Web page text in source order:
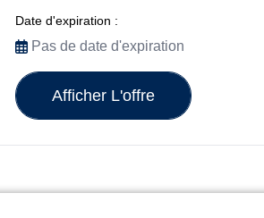
Date d'expiration :
Pas de date d'expiration
Afficher L'offre